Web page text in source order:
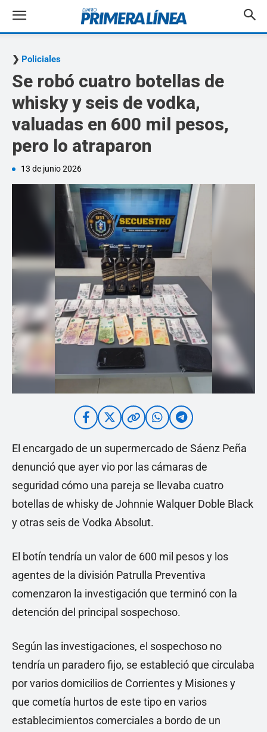
Policiales
Se robó cuatro botellas de
whisky y seis de vodka,
valuadas en 600 mil pesos,
pero lo atraparon
13 de junio 2026
El encargado de un supermercado de Sáenz Peña
denunció que ayer vio por las cámaras de
seguridad cómo una pareja se llevaba cuatro
botellas de whisky de Johnnie Walquer Doble Black
y otras seis de Vodka Absolut.
El botín tendría un valor de 600 mil pesos y los
agentes de la división Patrulla Preventiva
comenzaron la investigación que terminó con la
detención del principal sospechoso.
Según las investigaciones, el sospechoso no
tendría un paradero fijo, se estableció que circulaba
por varios domicilios de Corrientes y Misiones y
que cometía hurtos de este tipo en varios
establecimientos comerciales a bordo de un